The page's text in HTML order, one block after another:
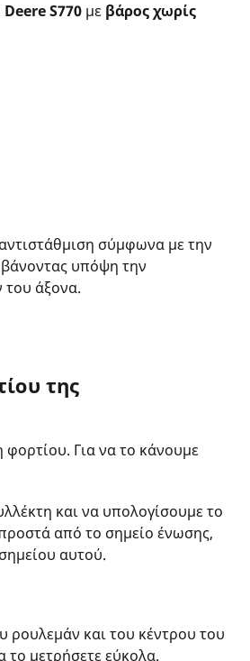
Deere S770με βάρος χωρίς
σύμφωνα με την
υπόψη την
του άξονα.
της
Για να το κάνουμε
και να υπολογίσουμε το
από το σημείο ένωσης,
αυτού.
ρουλεμάν και του κέντρου του
το μετρήσετε εύκολα.